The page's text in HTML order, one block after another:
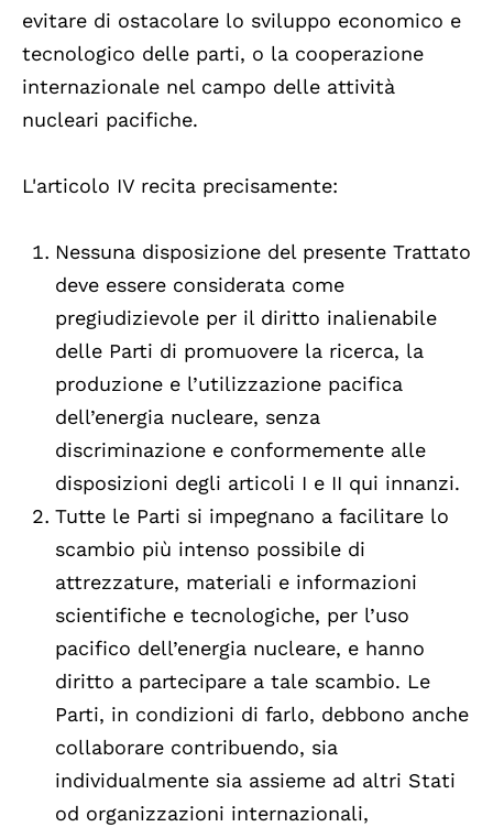
evitare di ostacolare lo sviluppo economico e
tecnologico delle parti, o la cooperazione
internazionale nel campo delle attività
nucleari pacifiche.
L'articolo IV recita precisamente:
Nessuna disposizione del presente Trattato
deve essere considerata come
pregiudizievole per il diritto inalienabile
delle Parti di promuovere la ricerca, la
produzione e l’utilizzazione pacifica
dell’energia nucleare, senza
discriminazione e conformemente alle
disposizioni degli articoli I e II qui innanzi.
Tutte le Parti si impegnano a facilitare lo
scambio più intenso possibile di
attrezzature, materiali e informazioni
scientifiche e tecnologiche, per l’uso
pacifico dell’energia nucleare, e hanno
diritto a partecipare a tale scambio. Le
Parti, in condizioni di farlo, debbono anche
collaborare contribuendo, sia
individualmente sia assieme ad altri Stati
od organizzazioni internazionali,